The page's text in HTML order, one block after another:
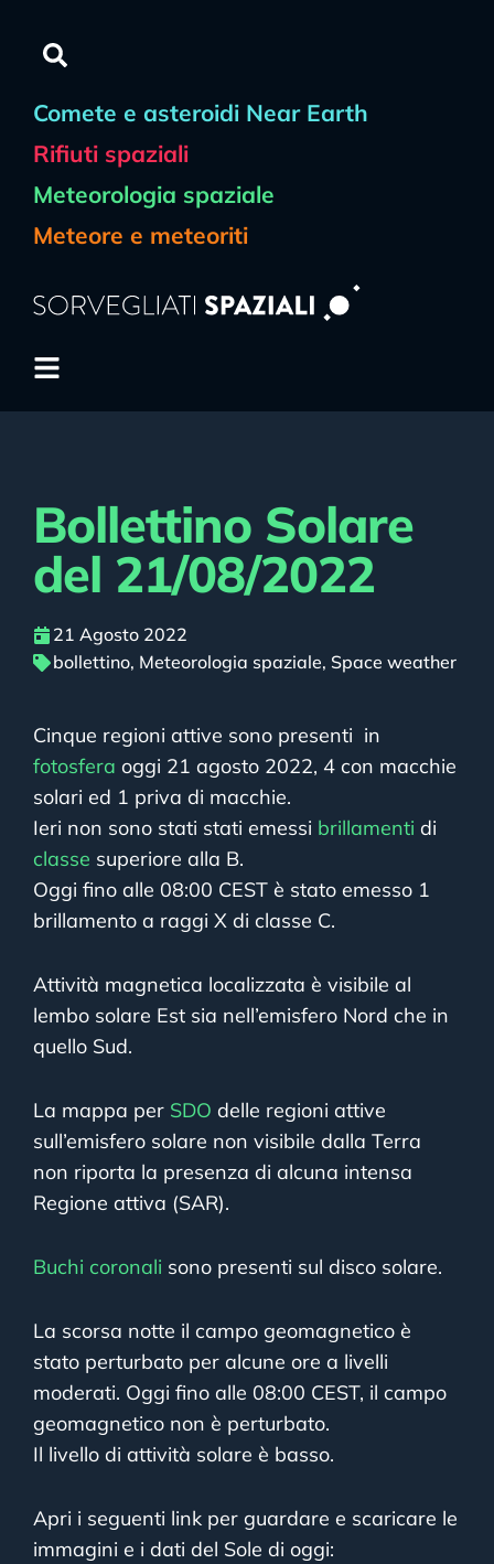
Comete e asteroidi Near Earth
Rifiuti spaziali
Meteorologia spaziale
Meteore e meteoriti
Bollettino Solare
del 21/08/2022
21 Agosto 2022
bollettino, Meteorologia spaziale, Space weather
Cinque regioni attive sono presenti in
fotosfera oggi 21 agosto 2022, 4 con macchie
solari ed 1 priva di macchie.
Ieri non sono stati stati emessi brillamenti di
classe superiore alla B.
Oggi fino alle 08:00 CEST è stato emesso 1
brillamento a raggi X di classe C.
Attività magnetica localizzata è visibile al
lembo solare Est sia nell’emisfero Nord che in
quello Sud.
La mappa per SDO delle regioni attive
sull’emisfero solare non visibile dalla Terra
non riporta la presenza di alcuna intensa
Regione attiva (SAR).
Buchi coronali sono presenti sul disco solare.
La scorsa notte il campo geomagnetico è
stato perturbato per alcune ore a livelli
moderati. Oggi fino alle 08:00 CEST, il campo
geomagnetico non è perturbato.
Il livello di attività solare è basso.
Apri i seguenti link per guardare e scaricare le
immagini e i dati del Sole di oggi: